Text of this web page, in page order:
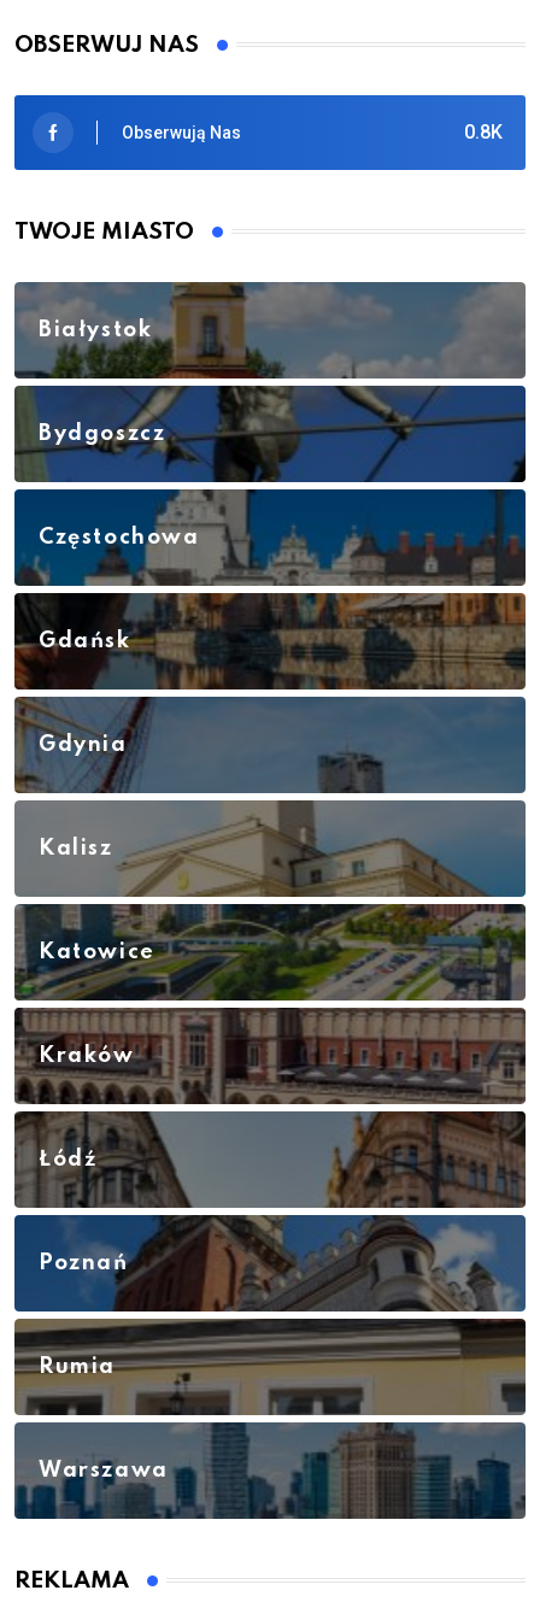
OBSERWUJ NAS
0.8K
Obserwują Nas
TWOJE MIASTO
Białystok
Bydgoszcz
Częstochowa
Gdańsk
Gdynia
Kalisz
Katowice
Kraków
Łódź
Poznań
Rumia
Warszawa
REKLAMA